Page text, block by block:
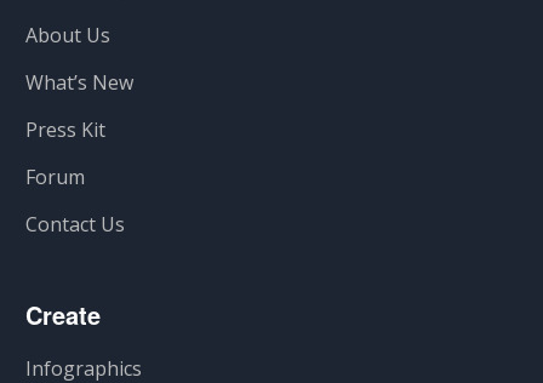
About Us
What’s New
Press Kit
Forum
Contact Us
Create
Infographics